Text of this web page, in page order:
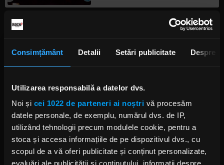
Consimțământ Detalii Setări publicitate Despre
Utilizarea responsabilă a datelor dvs.
Noi și cei 1022 de parteneri ai noștri vă procesăm
datele personale, de exemplu, numărul dvs. de IP,
utilizând tehnologii precum modulele cookie, pentru a
stoca și accesa informațiile de pe dispozitivul dvs., cu
scopul de a vă oferi publicitate și conținut personalizate,
evaluări ale publicității și conținutului, informații despre
„Bikers For Humanity Rock Fest”
IRINA-MARIA MARINESCU
Rock The Underground: Implant
Pentru Refuz sărbătorește 30 de
ani alături de Crimena și The
Groovy Bastards
IRINA-MARIA MARINESCU
MIERCURI, 11 IUNIE 2025